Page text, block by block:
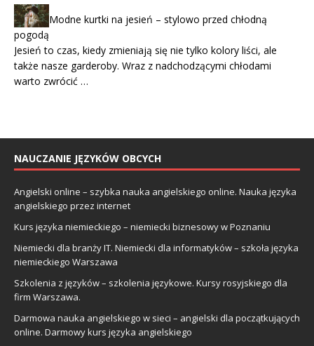
Modne kurtki na jesień – stylowo przed chłodną
pogodą
Jesień to czas, kiedy zmieniają się nie tylko kolory liści, ale
także nasze garderoby. Wraz z nadchodzącymi chłodami
warto zwrócić …
NAUCZANIE JĘZYKÓW OBCYCH
Angielski online – szybka nauka angielskiego online. Nauka języka
angielskiego przez internet
Kurs języka niemieckiego – niemiecki biznesowy w Poznaniu
Niemiecki dla branży IT. Niemiecki dla informatyków – szkoła języka
niemieckiego Warszawa
Szkolenia z języków – szkolenia językowe. Kursy rosyjskiego dla
firm Warszawa.
Darmowa nauka angielskiego w sieci – angielski dla początkujących
online. Darmowy kurs języka angielskiego